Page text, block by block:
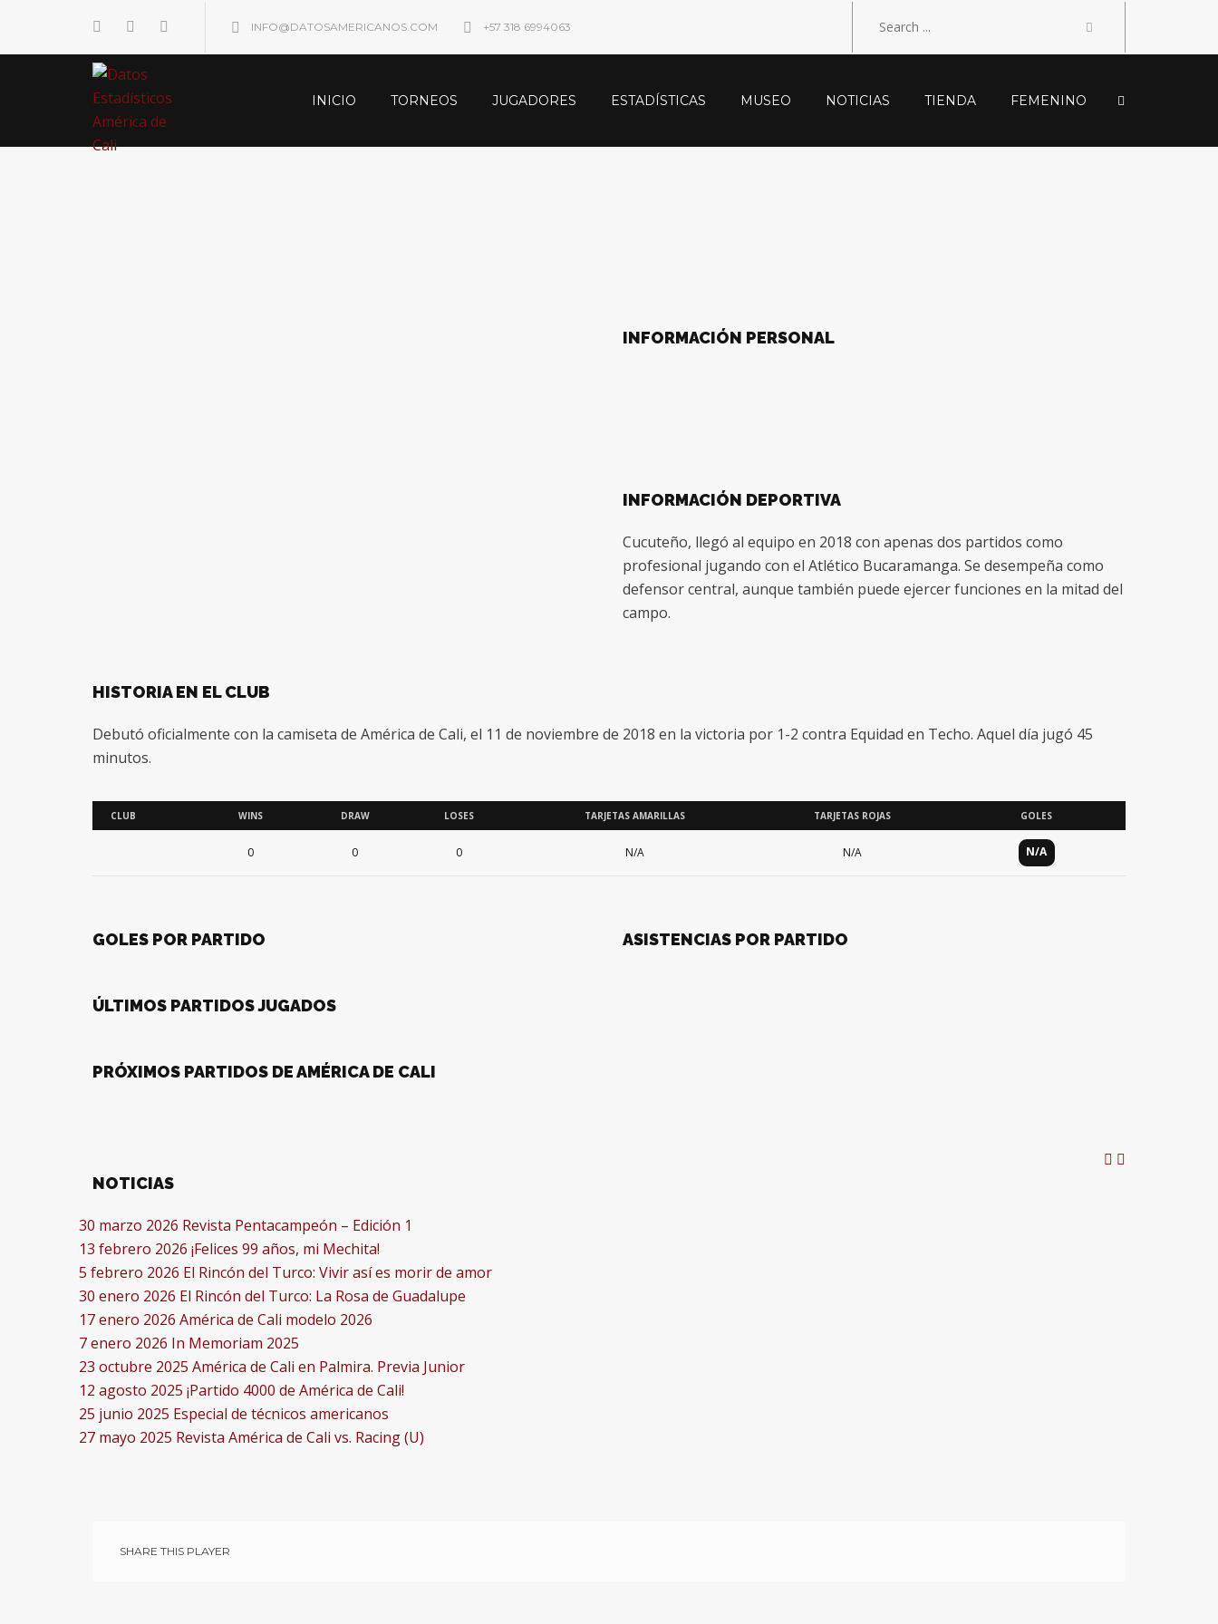
INFO@DATOSAMERICANOS.COM +57 318 6994063
INICIO TORNEOS JUGADORES ESTADÍSTICAS MUSEO NOTICIAS TIENDA FEMENINO
INFORMACIÓN PERSONAL
INFORMACIÓN DEPORTIVA
Cucuteño, llegó al equipo en 2018 con apenas dos partidos como
profesional jugando con el Atlético Bucaramanga. Se desempeña como
defensor central, aunque también puede ejercer funciones en la mitad del
campo.
HISTORIA EN EL CLUB
Debutó oficialmente con la camiseta de América de Cali, el 11 de noviembre de 2018 en la victoria por 1-2 contra Equidad en Techo. Aquel día jugó 45
minutos.
CLUB WINS DRAW LOSES TARJETAS AMARILLAS TARJETAS ROJAS GOLES
0 0 0 N/A N/A N/A
GOLES POR PARTIDO ASISTENCIAS POR PARTIDO
ÚLTIMOS PARTIDOS JUGADOS
PRÓXIMOS PARTIDOS DE AMÉRICA DE CALI
NOTICIAS
30 marzo 2026 Revista Pentacampeón – Edición 1
13 febrero 2026 ¡Felices 99 años, mi Mechita!
5 febrero 2026 El Rincón del Turco: Vivir así es morir de amor
30 enero 2026 El Rincón del Turco: La Rosa de Guadalupe
17 enero 2026 América de Cali modelo 2026
7 enero 2026 In Memoriam 2025
23 octubre 2025 América de Cali en Palmira. Previa Junior
12 agosto 2025 ¡Partido 4000 de América de Cali!
25 junio 2025 Especial de técnicos americanos
27 mayo 2025 Revista América de Cali vs. Racing (U)
SHARE THIS PLAYER